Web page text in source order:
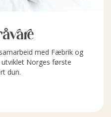
med Fæbrik og
Norges første
dun.